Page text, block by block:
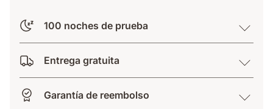
100 noches de prueba
Entrega gratuita
Garantía de reembolso